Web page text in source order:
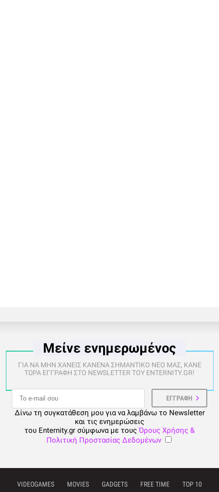
Μείνε ενημερωμένος
ΓΙΑ ΝΑ ΜΗΝ ΧΑΝΕΙΣ ΚΑΝΕΝΑ ΣΗΜΑΝΤΙΚΟ ΝΕΟ ΜΑΣ, ΚΑΝΕ
ΤΩΡΑ ΕΓΓΡΑΦΗ ΣΤΟ NEWSLETTER ΤΟΥ ENTERNITY.GR!
Δίνω τη συγκατάθεση μου για να λαμβάνω το Newsletter
και τις ενημερώσεις
του Enternity.gr σύμφωνα με τους Όρους Χρήσης &
Πολιτική Προστασίας Δεδομένων
VIDEOGAMES MOVIES GADGETS FREE TIME
TOP 10